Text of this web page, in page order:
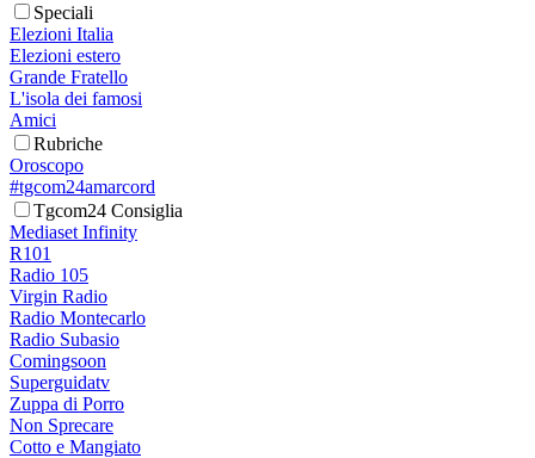
Speciali
Elezioni Italia
Elezioni estero
Grande Fratello
L'isola dei famosi
Amici
Rubriche
Oroscopo
#tgcom24amarcord
Tgcom24 Consiglia
Mediaset Infinity
R101
Radio 105
Virgin Radio
Radio Montecarlo
Radio Subasio
Comingsoon
Superguidatv
Zuppa di Porro
Non Sprecare
Cotto e Mangiato